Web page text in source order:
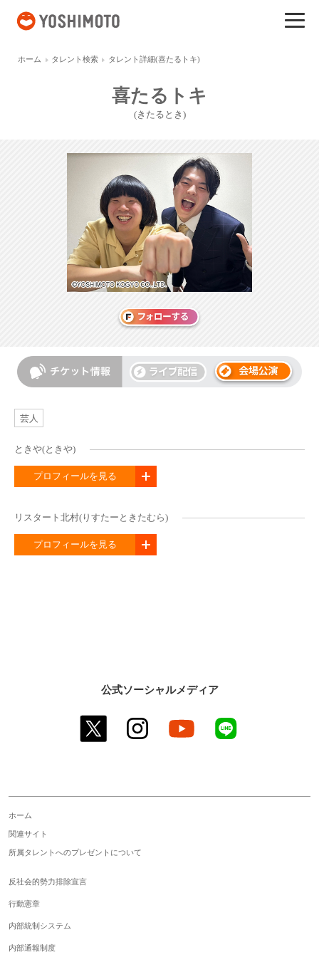
ホーム タレント検索 タレント詳細(喜たるトキ)
喜たるトキ
(きたるとき)
芸人
ときや(ときや)
プロフィールを見る
リスタート北村(りすたーときたむら)
プロフィールを見る
公式ソーシャルメディア
twitter instagram youtube
ホーム
関連サイト
所属タレントへのプレゼントについて
反社会的勢力排除宣言
行動憲章
内部統制システム
内部通報制度